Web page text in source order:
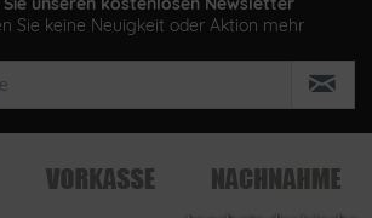
Sie keine Neuigkeit oder Aktion mehr